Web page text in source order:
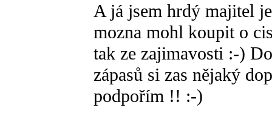
A já jsem hrdý majitel
mozna mohl koupit o
tak ze zajimavosti :-)
zápasů si zas nějaký
podpořím !! :-)